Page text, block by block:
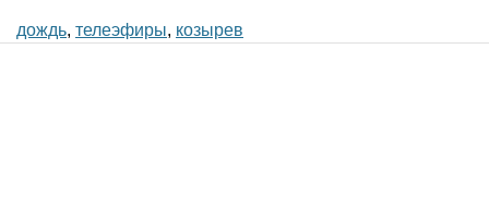
дождь, телеэфиры, козырев